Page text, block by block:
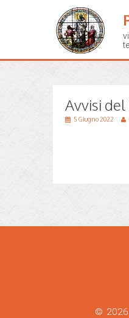
Avvisi
5 Giugno 2022
©